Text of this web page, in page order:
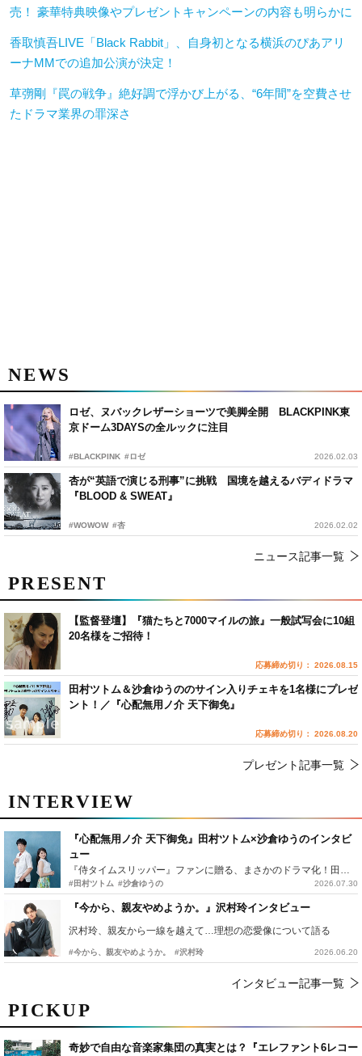
売！ 豪華特典映像やプレゼントキャンペーンの内容も明らかに
香取慎吾LIVE「Black Rabbit」、自身初となる横浜のぴあアリ
ーナMMでの追加公演が決定！
草彅剛『罠の戦争』絶好調で浮かび上がる、“6年間”を空費させ
たドラマ業界の罪深さ
NEWS
ロゼ、ヌバックレザーショーツで美脚全開 BLACKPINK東
京ドーム3DAYSの全ルックに注目
#BLACKPINK #ロゼ 2026.02.03
杏が“英語で演じる刑事”に挑戦 国境を越えるバディドラマ
『BLOOD & SWEAT』
#WOWOW #杏 2026.02.02
ニュース記事一覧
PICKUP
奇妙で自由な音楽家集団の真実とは？『エレファント6レコー
INTERVIEW
『心配無用ノ介 天下御免』田村ツトム×沙倉ゆうのインタビ
ュー
#田村ツトム #沙倉ゆうの 2026.07.30
『今から、親友やめようか。』沢村玲インタビュー
沢村玲、親友から一線を越えて…理想の恋愛像について語る
#今から、親友やめようか。 #沢村玲 2026.06.20
インタビュー記事一覧
PRESENT
【監督登壇】『猫たちと7000マイルの旅』一般試写会に10組
20名様をご招待！
応募締め切り： 2026.08.15
田村ツトム＆沙倉ゆうののサイン入りチェキを1名様にプレゼ
ント！／『心配無用ノ介 天下御免』
応募締め切り： 2026.08.20
プレゼント記事一覧